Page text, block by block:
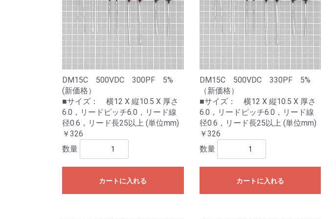
DM15C 500VDC 300PF 5%
(新価格）
■サイズ： 横12 X 縦10.5 X 厚さ
6.0，リードピッチ6.0，リード線
径0.6，リード長25以上 (単位mm)
￥326
数量
カートに入れる
DM15C 500VDC 330PF 5%
（新価格）
■サイズ： 横12 X 縦10.5 X 厚さ
6.0，リードピッチ6.0，リード線
径0.6，リード長25以上 (単位mm)
￥326
数量
カートに入れる